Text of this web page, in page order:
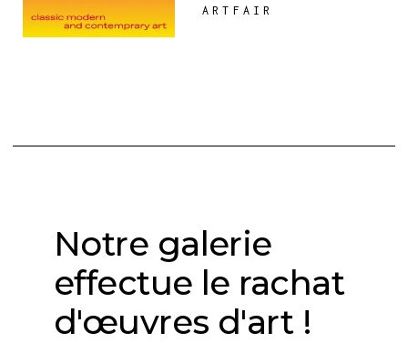
ARTFAIR
Notre galerie
effectue le rachat
d'œuvres d'art !